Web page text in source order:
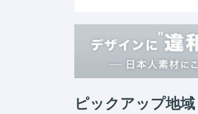
ピックアップ地域